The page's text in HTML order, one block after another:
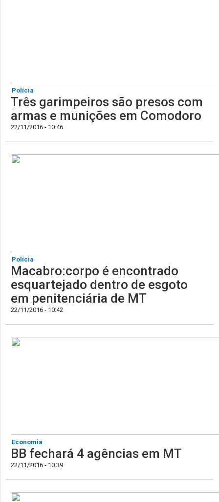
Polícia
Três garimpeiros são presos com
armas e munições em Comodoro
22/11/2016 - 10:46
Polícia
Macabro:corpo é encontrado
esquartejado dentro de esgoto
em penitenciária de MT
22/11/2016 - 10:42
Economia
BB fechará 4 agências em MT
22/11/2016 - 10:39